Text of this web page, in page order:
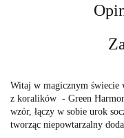
Witaj w magicznym świecie
z koralików - Green
wzór, łączy w sobie urok
tworząc niepowtarzalny